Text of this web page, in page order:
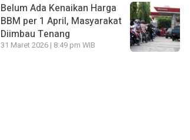
Belum Ada Kenaikan Harga
BBM per 1 April, Masyarakat
Diimbau Tenang
31 Maret 2026 | 8:49 pm WIB